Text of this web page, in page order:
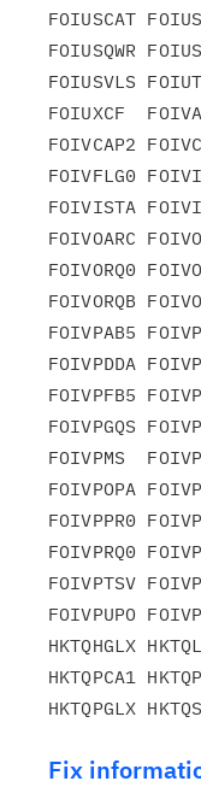
FOIUSCAT
FOIUSQWR
FOIUSVLS
FOIUXCF
FOIVCAP2
FOIVFLG0
FOIVISTA
FOIVOARC
FOIVORQ0
FOIVORQB
FOIVPAB5
FOIVPDDA
FOIVPFB5
FOIVPGQS
FOIVPMS
FOIVPOPA
FOIVPPR0
FOIVPRQ0
FOIVPTSV
FOIVPUPO
HKTQHGLX
HKTQPCA1
Fix